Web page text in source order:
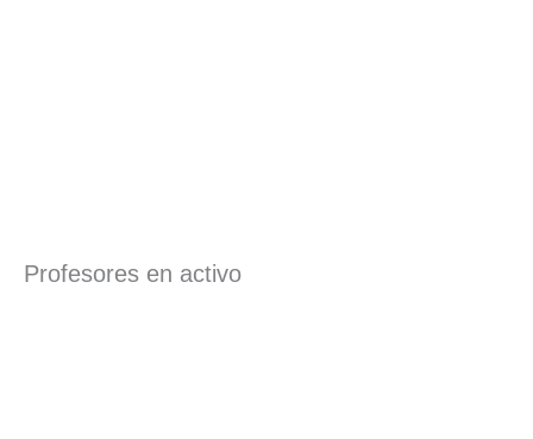
Profesores en activo